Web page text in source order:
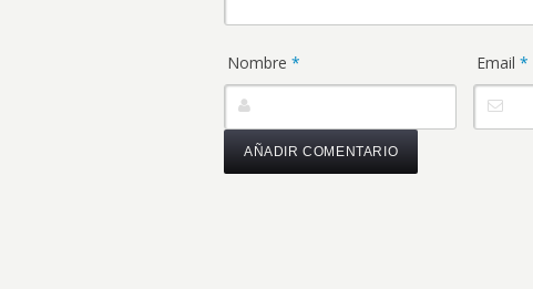
Nombre * Email *